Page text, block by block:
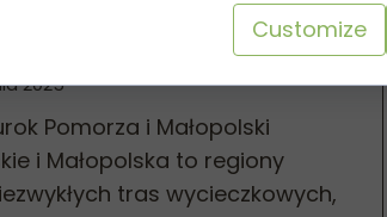
2025
Pomorza i Małopolski
i Małopolska to regiony
tras wycieczkowych,
Customize